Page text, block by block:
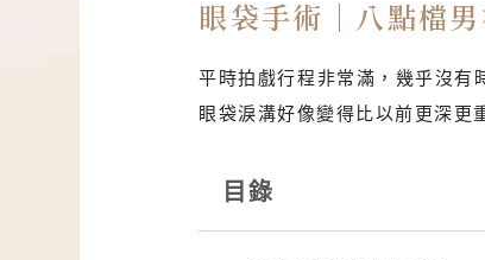
眼袋手術｜八點檔
平時拍戲行程非常滿，幾乎沒有
眼袋淚溝好像變得比以前更深更
目錄